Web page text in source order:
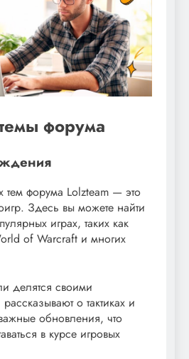
форума
форума Lolzteam — это
Здесь вы можете найти
играх, таких как
of Warcraft и многих
делятся своими
рассказывают о тактиках и
обновления, что
в курсе игровых